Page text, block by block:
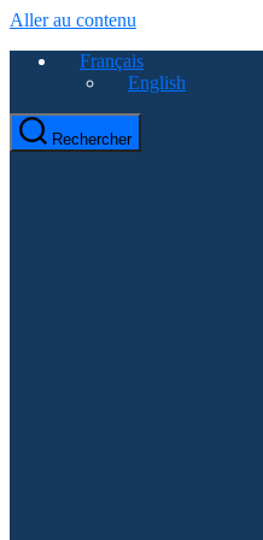
Aller au contenu
Français
English
Rechercher